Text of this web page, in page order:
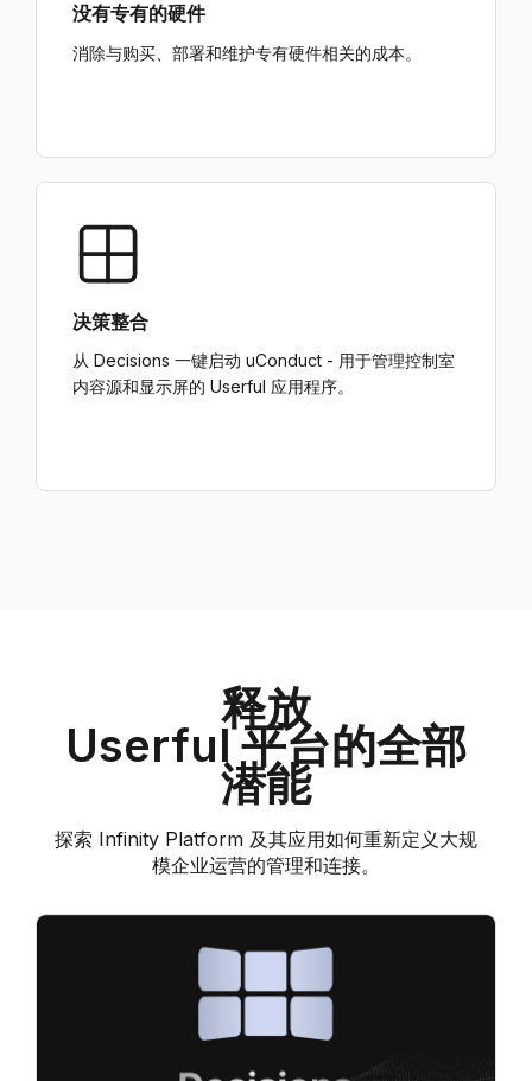
没有专有的硬件
消除与购买、部署和维护专有硬件相关的成本。
决策整合
从 Decisions 一键启动 uConduct - 用于管理控制室
内容源和显示屏的 Userful 应用程序。
释放
Userful 平台的全部
潜能
探索 Infinity Platform 及其应用如何重新定义大规
模企业运营的管理和连接。